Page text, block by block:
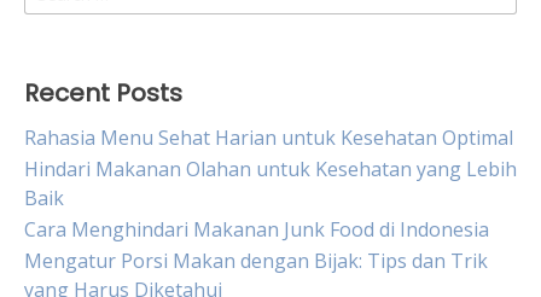
for:
Recent Posts
Rahasia Menu Sehat Harian untuk Kesehatan Optimal
Hindari Makanan Olahan untuk Kesehatan yang Lebih
Baik
Cara Menghindari Makanan Junk Food di Indonesia
Mengatur Porsi Makan dengan Bijak: Tips dan Trik
yang Harus Diketahui